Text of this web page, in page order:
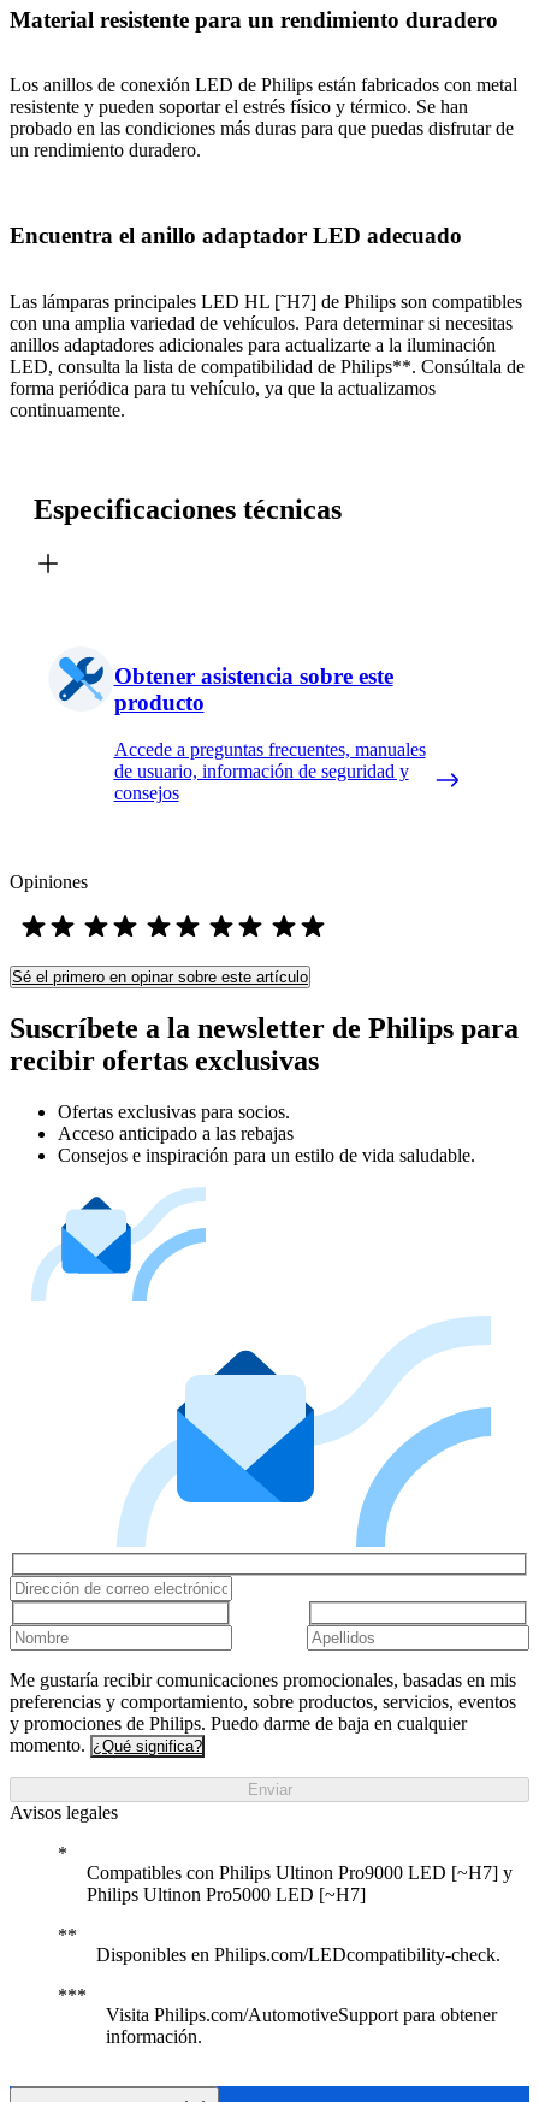
Material resistente para un rendimiento duradero
Los anillos de conexión LED de Philips están fabricados con metal
resistente y pueden soportar el estrés físico y térmico. Se han
probado en las condiciones más duras para que puedas disfrutar de
un rendimiento duradero.
Encuentra el anillo adaptador LED adecuado
Las lámparas principales LED HL [˜H7] de Philips son compatibles
con una amplia variedad de vehículos. Para determinar si necesitas
anillos adaptadores adicionales para actualizarte a la iluminación
LED, consulta la lista de compatibilidad de Philips**. Consúltala de
forma periódica para tu vehículo, ya que la actualizamos
continuamente.
Especificaciones técnicas
Obtener asistencia sobre este
producto
Accede a preguntas frecuentes, manuales
de usuario, información de seguridad y
consejos
Opiniones
Sé el primero en opinar sobre este artículo
Suscríbete a la newsletter de Philips para
recibir ofertas exclusivas
Ofertas exclusivas para socios.
Acceso anticipado a las rebajas
Consejos e inspiración para un estilo de vida saludable.
Me gustaría recibir comunicaciones promocionales, basadas en mis
preferencias y comportamiento, sobre productos, servicios, eventos
y promociones de Philips. Puedo darme de baja en cualquier
momento. ¿Qué significa?
Enviar
Avisos legales
Compatibles con Philips Ultinon Pro9000 LED [~H7] y
Philips Ultinon Pro5000 LED [~H7]
Disponibles en Philips.com/LEDcompatibility-check.
Visita Philips.com/AutomotiveSupport para obtener
información.